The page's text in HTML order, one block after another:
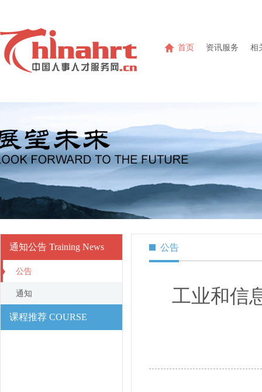
首页 资讯服务 相
通知公告 Training News
公告
通知
课程推荐 COURSE
公告
工业和信